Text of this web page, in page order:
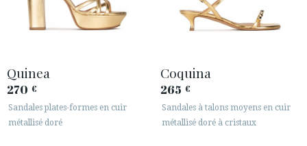
Quinea
270 €
Sandales plates-formes en cuir
métallisé doré
Coquina
265 €
Sandales à talons moyens en cuir
métallisé doré à cristaux